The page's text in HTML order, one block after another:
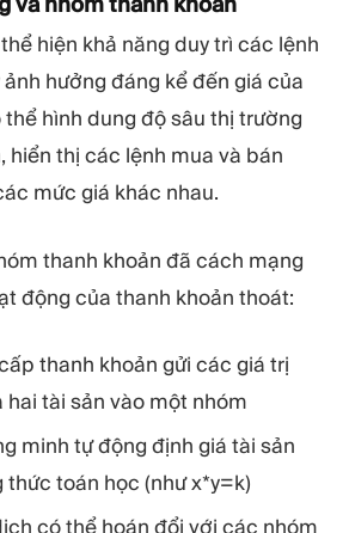
hiện khả năng duy trì các lệnh
hưởng đáng kể đến giá của
hình dung độ sâu thị trường
hiển thị các lệnh mua và bán
mức giá khác nhau.
thanh khoản đã cách mạng
động của thanh khoản thoát:
thanh khoản gửi các giá trị
hai tài sản vào một nhóm
minh tự động định giá tài sản
toán học (như x*y=k)
có thể hoán đổi với các nhóm